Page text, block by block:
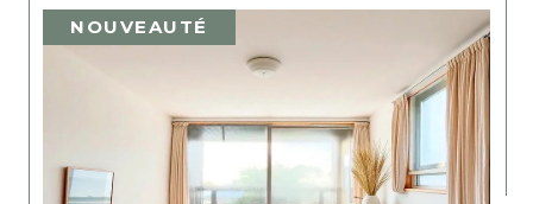
NOUVEAUTÉ